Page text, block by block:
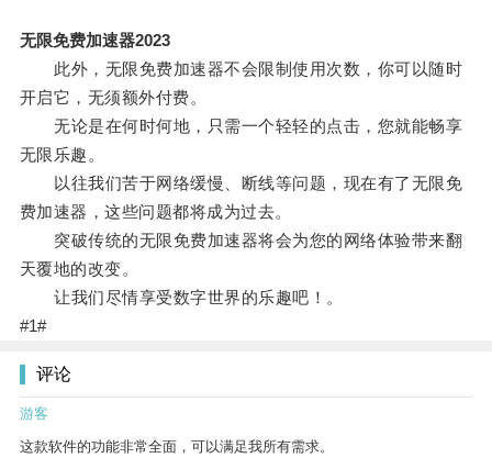
无限免费加速器2023
此外，无限免费加速器不会限制使用次数，你可以随时
开启它，无须额外付费。
无论是在何时何地，只需一个轻轻的点击，您就能畅享
无限乐趣。
以往我们苦于网络缓慢、断线等问题，现在有了无限免
费加速器，这些问题都将成为过去。
突破传统的无限免费加速器将会为您的网络体验带来翻
天覆地的改变。
让我们尽情享受数字世界的乐趣吧！。
#1#
评论
游客
这款软件的功能非常全面，可以满足我所有需求。